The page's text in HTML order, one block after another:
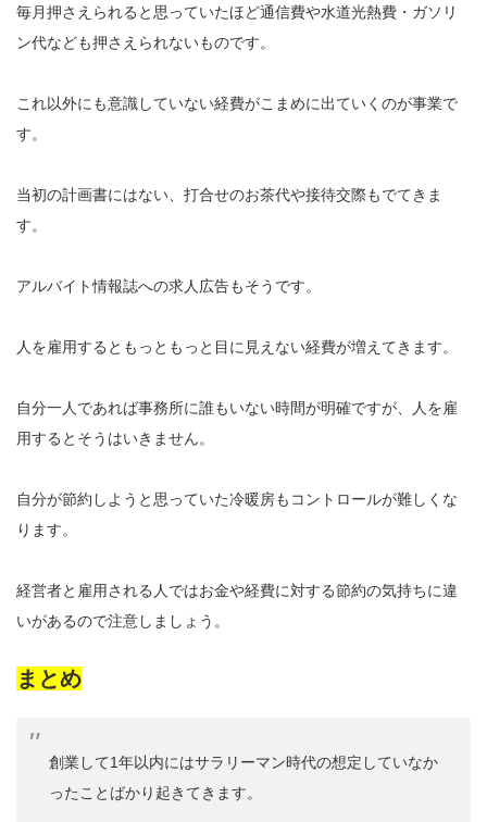
毎月押さえられると思っていたほど通信費や水道光熱費・ガソリ
ン代なども押さえられないものです。
これ以外にも意識していない経費がこまめに出ていくのが事業で
す。
当初の計画書にはない、打合せのお茶代や接待交際もでてきま
す。
アルバイト情報誌への求人広告もそうです。
人を雇用するともっともっと目に見えない経費が増えてきます。
自分一人であれば事務所に誰もいない時間が明確ですが、人を雇
用するとそうはいきません。
自分が節約しようと思っていた冷暖房もコントロールが難しくな
ります。
経営者と雇用される人ではお金や経費に対する節約の気持ちに違
いがあるので注意しましょう。
まとめ
創業して1年以内にはサラリーマン時代の想定していなか
ったことばかり起きてきます。